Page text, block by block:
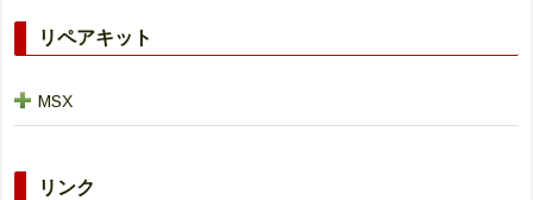
リペアキット
MSX
リンク